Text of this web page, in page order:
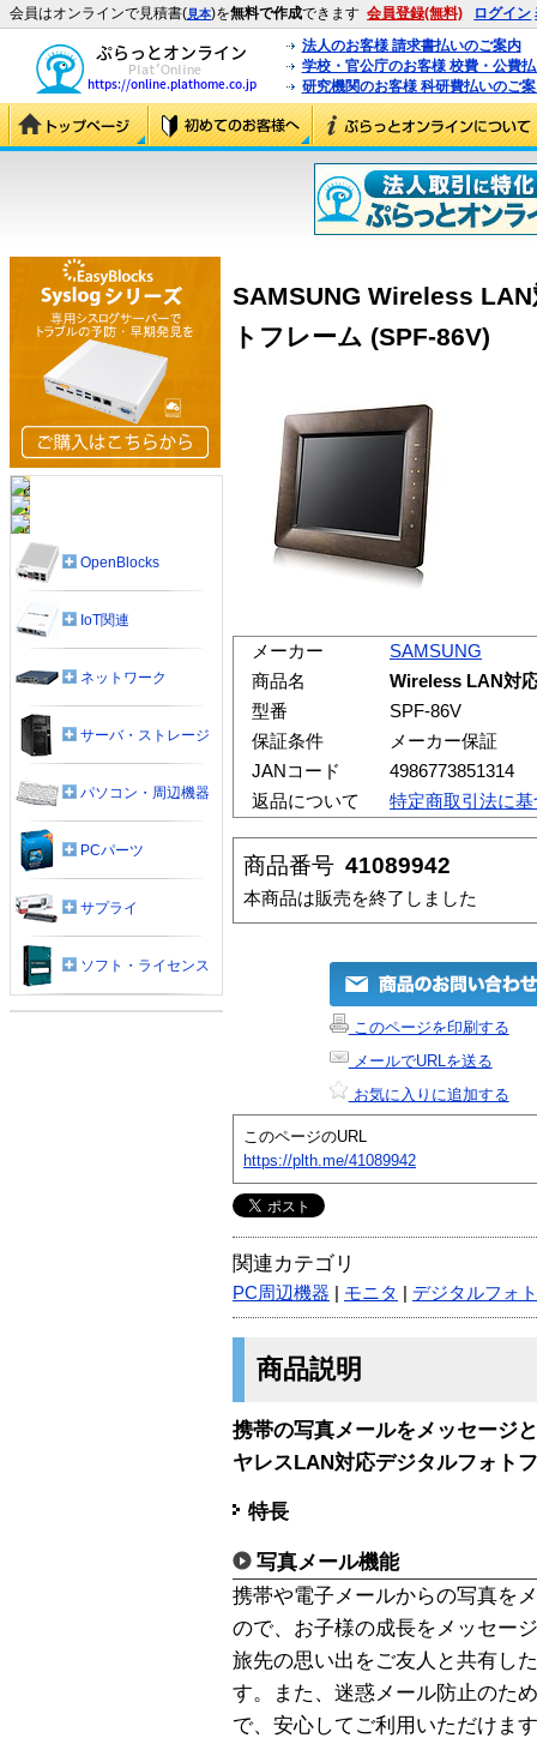
会員はオンラインで見積書(見本)を無料で作成できます 会員登録(無料) ログイン
法人のお客様 請求書払いのご案内
学校・官公庁のお客様 校費・公費
研究機関のお客様 科研費払いのご
SAMSUNG Wireless
トフレーム (SPF-86V)
メーカー
SAMSUNG
商品名
Wireless LAN対
型番
SPF-86V
保証条件
メーカー保証
JANコード
4986773851314
返品について
特定商取引法に
商品番号 41089942
本商品は販売を終了しました
このページを印刷する
メールでURLを送る
お気に入りに追加する
このページのURL
https://plth.me/41089942
関連カテゴリ
PC周辺機器 モニタ デジタルフォ
商品説明
携帯の写真メールをメッセージ
ヤレスLAN対応デジタルフォト
特長
写真メール機能
携帯や電子メールからの写真を
ので、お子様の成長をメッセー
旅先の思い出をご友人と共有し
す。また、迷惑メール防止のた
で、安心してご利用いただけま
OpenBlocks
IoT関連
ネットワーク
サーバ・ストレージ
パソコン・周辺機器
PCパーツ
サプライ
ソフト・ライセンス